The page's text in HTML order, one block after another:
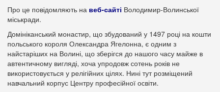
Про це повідомляють на веб-сайті Володимир-Волинської
міськради.
Домініканський монастир, що збудований у 1497 році на кошти
польського короля Олександра Ягелонна, є одним з
найстаріших на Волині, що зберігся до нашого часу майже в
автентичному вигляді, хоча упродовж сотень років не
використовується у релігійних цілях. Нині тут розміщений
навчальний корпус Центру професійної освіти.